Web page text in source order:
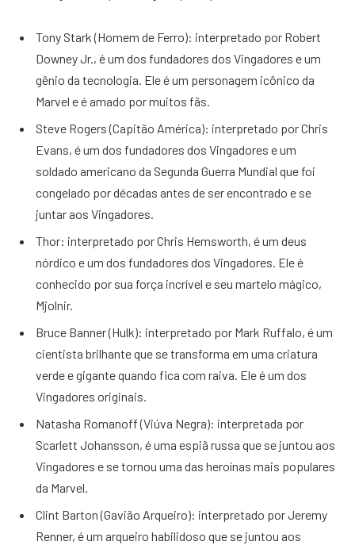
Tony Stark (Homem de Ferro): interpretado por Robert
Downey Jr., é um dos fundadores dos Vingadores e um
gênio da tecnologia. Ele é um personagem icônico da
Marvel e é amado por muitos fãs.
Steve Rogers (Capitão América): interpretado por Chris
Evans, é um dos fundadores dos Vingadores e um
soldado americano da Segunda Guerra Mundial que foi
congelado por décadas antes de ser encontrado e se
juntar aos Vingadores.
Thor: interpretado por Chris Hemsworth, é um deus
nórdico e um dos fundadores dos Vingadores. Ele é
conhecido por sua força incrível e seu martelo mágico,
Mjolnir.
Bruce Banner (Hulk): interpretado por Mark Ruffalo, é um
cientista brilhante que se transforma em uma criatura
verde e gigante quando fica com raiva. Ele é um dos
Vingadores originais.
Natasha Romanoff (Viúva Negra): interpretada por
Scarlett Johansson, é uma espiã russa que se juntou aos
Vingadores e se tornou uma das heroínas mais populares
da Marvel.
Clint Barton (Gavião Arqueiro): interpretado por Jeremy
Renner, é um arqueiro habilidoso que se juntou aos